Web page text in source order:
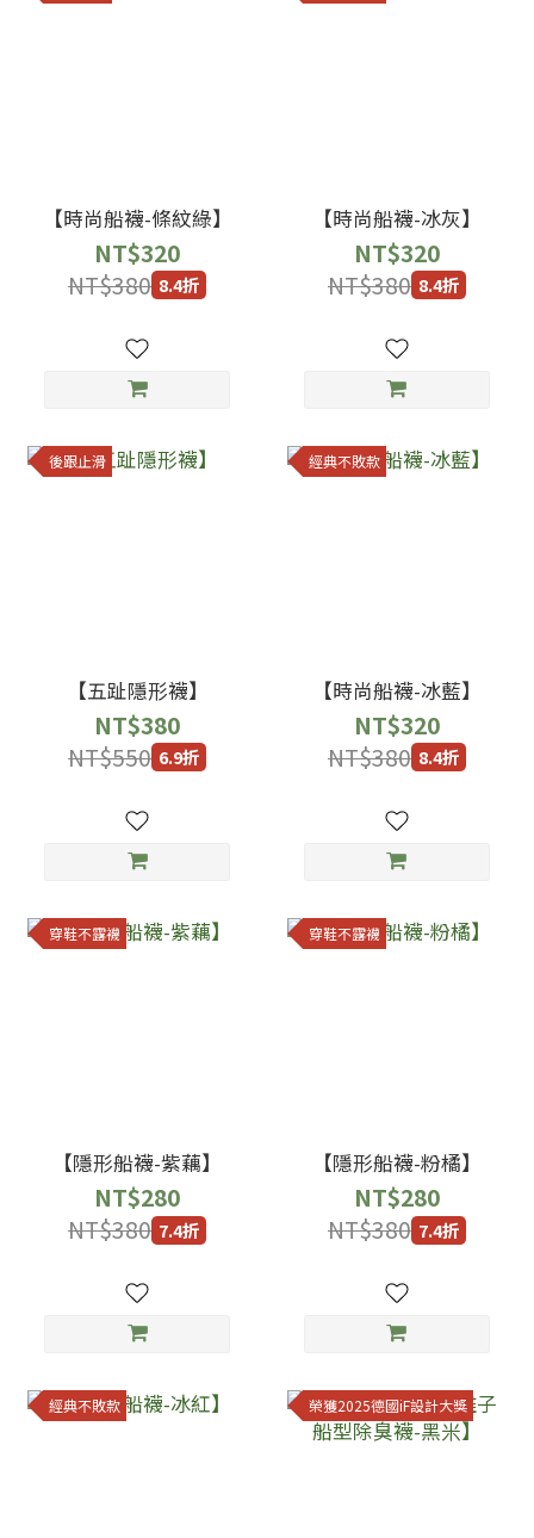
【時尚船襪-條紋綠】
NT$320
NT$380 8.4折
【時尚船襪-冰灰】
NT$320
NT$380 8.4折
後跟止滑
【五趾隱形襪】
NT$380
NT$550 6.9折
經典不敗款
【時尚船襪-冰藍】
NT$320
NT$380 8.4折
穿鞋不露襪
【隱形船襪-紫藕】
NT$280
NT$380 7.4折
穿鞋不露襪
【隱形船襪-粉橘】
NT$280
NT$380 7.4折
經典不敗款 榮獲2025德國iF設計大獎